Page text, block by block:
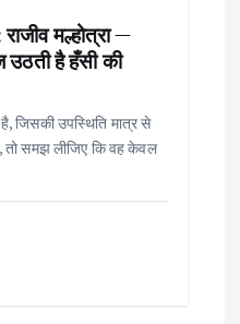
मल्होत्रा —
है हँसी की
जिसकी उपस्थिति मात्र से
तो समझ लीजिए कि वह केवल